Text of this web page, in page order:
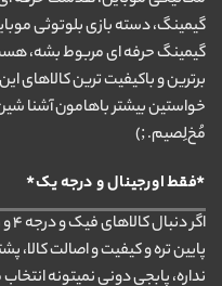
گیمینگ، دسته بازی بلوتوثی
گیمینگ حرفه ای مربوط بشه،
برترین و باکیفیت ترین کالاهای
خواستین بیشتر باهامون آشنا
مُخ‌لِصیم. ;)
*فقط اورجینال و درجه یک*
پایین تره و کیفیت و اصالت
نداره، پابجی دونی نمیتونه